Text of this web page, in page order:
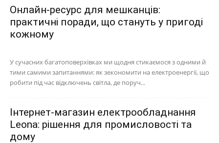
Онлайн-ресурс для мешканців:
практичні поради, що стануть у пригоді
кожному
У сучасних багатоповерхівках ми щодня стикаємося з одними й
тими самими запитаннями: як зекономити на електроенергії, що
робити під час відключень світла, де поруч...
Інтернет-магазин електрообладнання
Leona: рішення для промисловості та
дому